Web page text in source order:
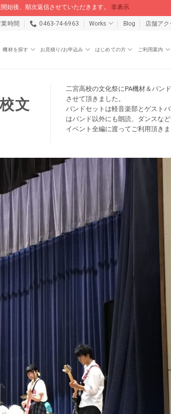
始後、順次返信させていただきます。 非表示
時間 0463-74-6963 Works Blog 店舗アク
機材を探す お見積り/お申込み はじめての方 ご利用案内
文
二宮高校の文化祭にPA機材＆バン
させて頂きました。
バンドセットは軽音楽部とゲスト
はバンド以外にも朗読、ダンスな
イベント全編に渡ってご利用頂きま